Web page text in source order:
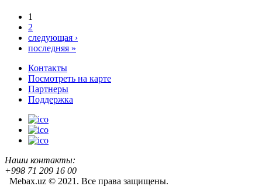
1
2
следующая ›
последняя »
Контакты
Посмотреть на карте
Партнеры
Поддержка
Наши контакты:
+998 71 209 16 00
Mebax.uz © 2021. Все права защищены.